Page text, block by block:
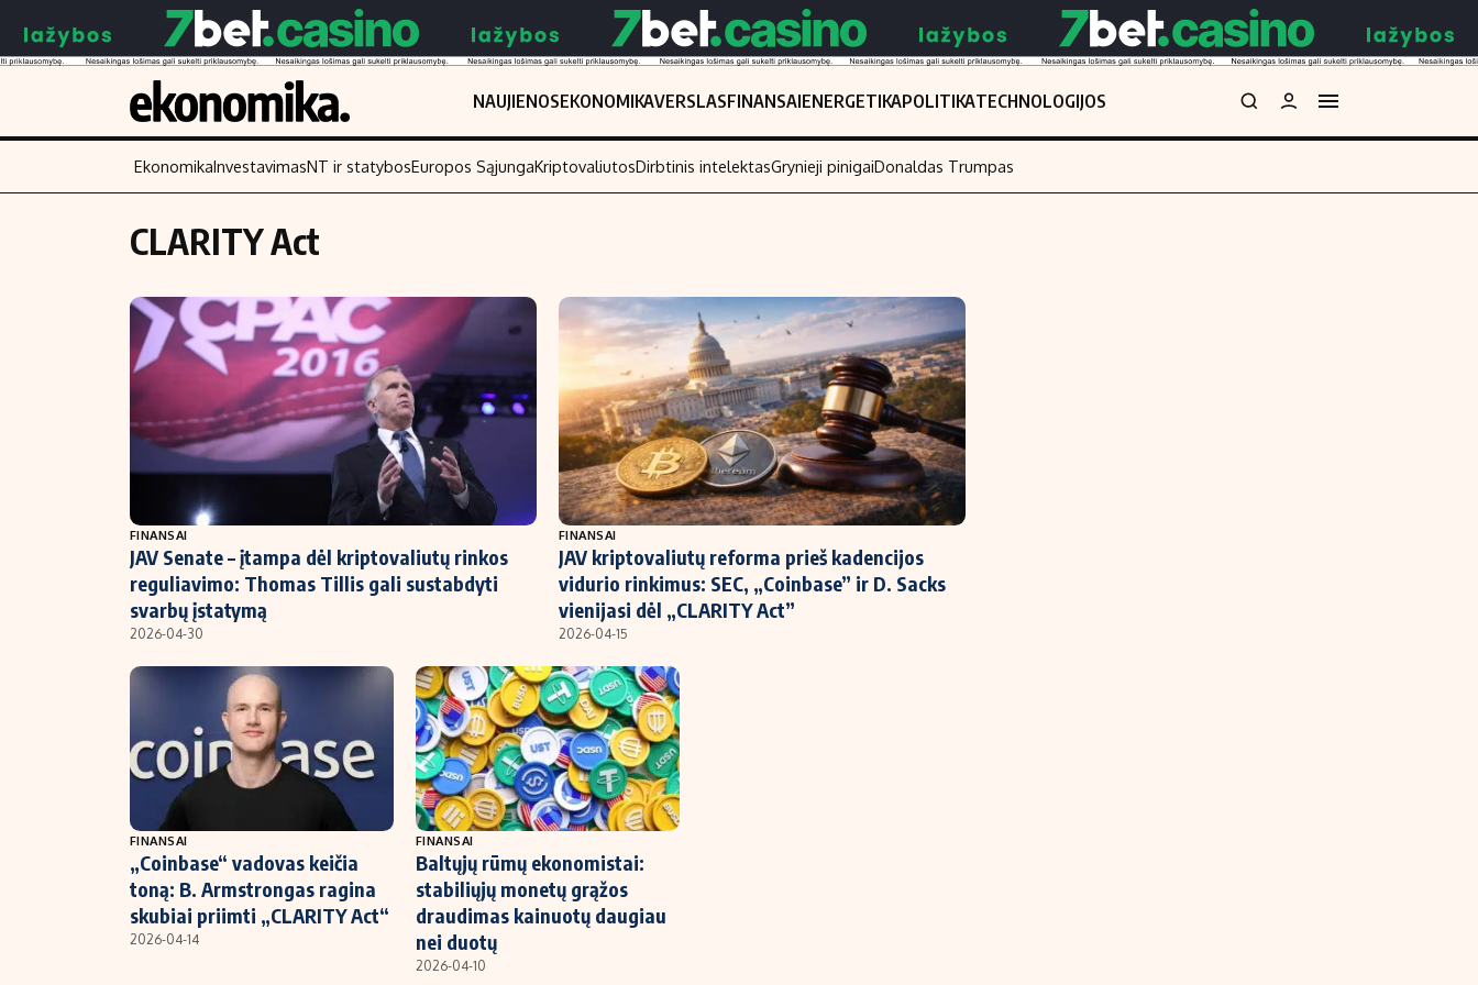
NAUJIENOSEKONOMIKAVERSLASFINANSAIENERGETIKAPOLITIKATECHNOLOGIJOS
Turinys
Naujienos
Aplinka
Verslas
Energetika
Ekonomika
NT ir statybos
Finansai
Įmonės
Žemės ūkis
Technologijos
Laisvalaikis
Investavimas
Akcijų rinka
Saulės elektrinės
Kriptovaliutos
Infliacija
Migracija
Nedarbo išmokos skaičiuoklė
Indėliai
Indėlių skaičiuoklė
Būsto finansai
Įdomios naujienos
EkonomikaInvestavimasNT ir statybosEuropos SąjungaKriptovaliutosDirbtinis intelektasGrynieji pinigaiDonaldas Trumpas
CLARITY Act
FINANSAI
JAV Senate – įtampa dėl kriptovaliutų rinkos
reguliavimo: Thomas Tillis gali sustabdyti
svarbų įstatymą
2026-04-30
FINANSAI
JAV kriptovaliutų reforma prieš kadencijos
vidurio rinkimus: SEC, „Coinbase” ir D. Sacks
vienijasi dėl „CLARITY Act”
2026-04-15
FINANSAI
„Coinbase“ vadovas keičia
toną: B. Armstrongas ragina
skubiai priimti „CLARITY Act“
2026-04-14
FINANSAI
Baltųjų rūmų ekonomistai:
stabiliųjų monetų grąžos
draudimas kainuotų daugiau
nei duotų
2026-04-10